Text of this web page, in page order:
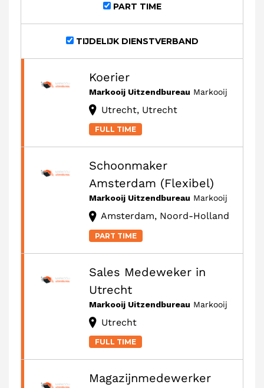
PART TIME
TIJDELIJK DIENSTVERBAND
Koerier
Markooij Uitzendbureau Markooij
Utrecht, Utrecht
FULL TIME
Schoonmaker
Amsterdam (Flexibel)
Markooij Uitzendbureau Markooij
Amsterdam, Noord-Holland
PART TIME
Sales Medeweker in
Utrecht
Markooij Uitzendbureau Markooij
Utrecht
FULL TIME
Magazijnmedewerker